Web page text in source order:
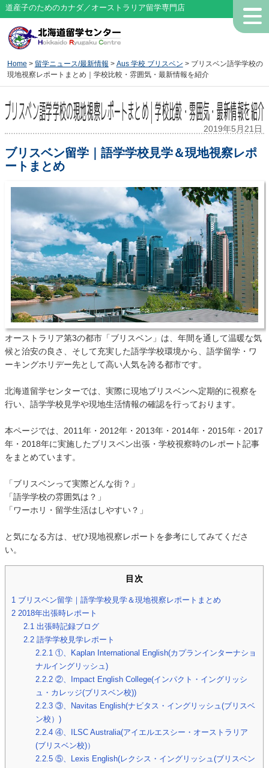
道産子のためのカナダ／オーストラリア留学専門店
Home > 留学ニュース/最新情報 > Aus 学校 ブリスベン > ブリスベン語学学校の
現地視察レポートまとめ｜学校比較・雰囲気・最新情報を紹介
ブリスベン語学学校の現地視察レポートまとめ｜学校比較・雰囲気・最新情報を紹介
2019年5月21日
ブリスベン留学｜語学学校見学＆現地視察レポ
ートまとめ
オーストラリア第3の都市「ブリスベン」は、年間を通して温暖な気
候と治安の良さ、そして充実した語学学校環境から、語学留学・ワ
ーキングホリデー先として高い人気を誇る都市です。
北海道留学センターでは、実際に現地ブリスベンへ定期的に視察を
行い、語学学校見学や現地生活情報の確認を行っております。
本ページでは、2011年・2012年・2013年・2014年・2015年・2017
年・2018年に実施したブリスベン出張・学校視察時のレポート記事
をまとめています。
「ブリスベンって実際どんな街？」
「語学学校の雰囲気は？」
「ワーホリ・留学生活はしやすい？」
と気になる方は、ぜひ現地視察レポートを参考にしてみてくださ
い。
目次
1 ブリスベン留学｜語学学校見学＆現地視察レポートまとめ
2 2018年出張時レポート
2.1 出張時記録ブログ
2.2 語学学校見学レポート
2.2.1①、Kaplan International English(カプランインターナショ
ナルイングリッシュ)
2.2.2②、Impact English College(インパクト・イングリッシ
ュ・カレッジ(ブリスベン校))
2.2.3③、Navitas English(ナビタス・イングリッシュ(ブリスベ
ン校）)
2.2.4④、ILSC Australia(アイエルエスシー・オーストラリア
(ブリスベン校)）
2.2.5⑤、Lexis English(レクシス・イングリッシュ(ブリスベン